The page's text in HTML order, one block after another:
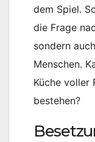
dem Spiel.
die Frage
sondern
Menschen.
Küche voller
bestehen?